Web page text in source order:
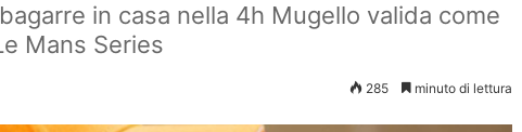
in casa nella 4h Mugello valida come
Mans Series
285 minuto di lettura